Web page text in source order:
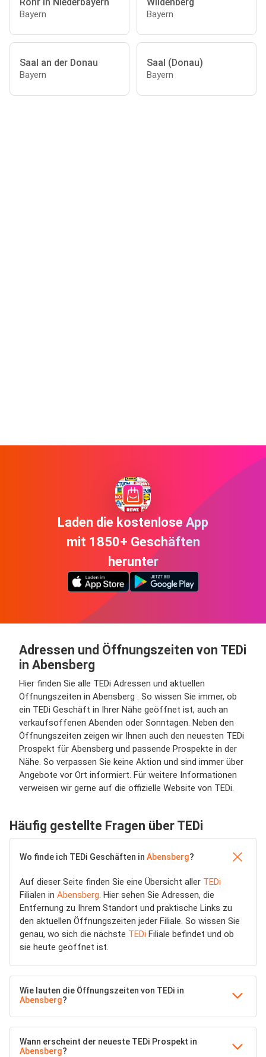
Bayern Bayern
Saal an der Donau
Bayern
Saal (Donau)
Bayern
Laden die kostenlose App
mit 1850+ Geschäften
herunter
Adressen und Öffnungszeiten von TEDi
in Abensberg
Hier finden Sie alle TEDi Adressen und aktuellen
Öffnungszeiten in Abensberg . So wissen Sie immer, ob
ein TEDi Geschäft in Ihrer Nähe geöffnet ist, auch an
verkaufsoffenen Abenden oder Sonntagen. Neben den
Öffnungszeiten zeigen wir Ihnen auch den neuesten TEDi
Prospekt für Abensberg und passende Prospekte in der
Nähe. So verpassen Sie keine Aktion und sind immer über
Angebote vor Ort informiert. Für weitere Informationen
verweisen wir gerne auf die offizielle Website von TEDi.
Häufig gestellte Fragen über TEDi
Wo finde ich TEDi Geschäften in Abensberg?
Auf dieser Seite finden Sie eine Übersicht aller TEDi
Filialen in Abensberg. Hier sehen Sie Adressen, die
Entfernung zu Ihrem Standort und praktische Links zu
den aktuellen Öffnungszeiten jeder Filiale. So wissen Sie
genau, wo sich die nächste TEDi Filiale befindet und ob
sie heute geöffnet ist.
Wie lauten die Öffnungszeiten von TEDi in
Abensberg?
Wann erscheint der neueste TEDi Prospekt in
Abensberg?